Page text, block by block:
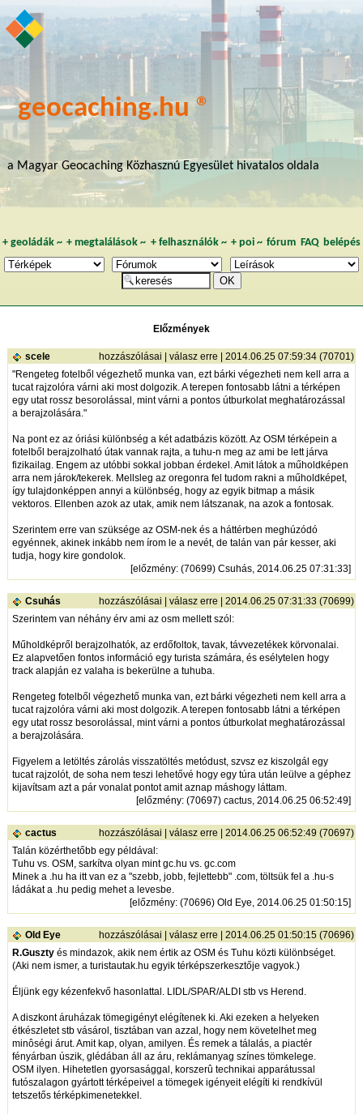
geocaching.hu ®
a Magyar Geocaching Közhasznú Egyesület hivatalos oldala
+ geoládák~ +megtalálások ~ + felhasználók~ + poi~ fórum FAQ belépés
Előzmények
scele hozzászólásai | válasz erre | 2014.06.25 07:59:34 (70701)
"Rengeteg fotelből végezhető munka van, ezt bárki végezheti nem kell arra a
tucat rajzolóra várni aki most dolgozik. A terepen fontosabb látni a térképen
egy utat rossz besorolással, mint várni a pontos útburkolat meghatározással
a berajzolására."
Na pont ez az óriási különbség a két adatbázis között. Az OSM térképein a
fotelből berajzolható útak vannak rajta, a tuhu-n meg az ami be lett járva
fizikailag. Engem az utóbbi sokkal jobban érdekel. Amit látok a műholdképen
arra nem járok/tekerek. Mellsleg az oregonra fel tudom rakni a műholdképet,
így tulajdonképpen annyi a különbség, hogy az egyik bitmap a másik
vektoros. Ellenben azok az utak, amik nem látszanak, na azok a fontosak.
Szerintem erre van szüksége az OSM-nek és a háttérben meghúzódó
egyénnek, akinek inkább nem írom le a nevét, de talán van pár kesser, aki
tudja, hogy kire gondolok.
[előzmény: (70699) Csuhás, 2014.06.25 07:31:33]
Csuhás hozzászólásai | válasz erre | 2014.06.25 07:31:33 (70699)
Szerintem van néhány érv ami az osm mellett szól:
Műholdképről berajzolhatók, az erdőfoltok, tavak, távvezetékek körvonalai.
Ez alapvetően fontos információ egy turista számára, és esélytelen hogy
track alapján ez valaha is bekerülne a tuhuba.
Rengeteg fotelből végezhető munka van, ezt bárki végezheti nem kell arra a
tucat rajzolóra várni aki most dolgozik. A terepen fontosabb látni a térképen
egy utat rossz besorolással, mint várni a pontos útburkolat meghatározással
a berajzolására.
Figyelem a letöltés zárolás visszatöltés metódust, szvsz ez kiszolgál egy
tucat rajzolót, de soha nem teszi lehetővé hogy egy túra után leülve a géphez
kijavítsam azt a pár vonalat pontot amit aznap máshogy láttam.
[előzmény: (70697) cactus, 2014.06.25 06:52:49]
cactus hozzászólásai | válasz erre | 2014.06.25 06:52:49 (70697)
Talán közérthetőbb egy példával:
Tuhu vs. OSM, sarkítva olyan mint gc.hu vs. gc.com
Minek a .hu ha itt van ez a "szebb, jobb, fejlettebb" .com, töltsük fel a .hu-s
ládákat a .hu pedig mehet a levesbe.
[előzmény: (70696) Old Eye, 2014.06.25 01:50:15]
Old Eye hozzászólásai | válasz erre | 2014.06.25 01:50:15 (70696)
R.Gusztyés mindazok, akik nem értik az OSM és Tuhu közti különbséget.
(Aki nem ismer, a turistautak.hu egyik térképszerkesztője vagyok.)
Éljünk egy kézenfekvő hasonlattal. LIDL/SPAR/ALDI stb vs Herend.
A diszkont áruházak tömegigényt elégítenek ki. Aki ezeken a helyeken
étkészletet stb vásárol, tisztában van azzal, hogy nem követelhet meg
minôségi árut. Amit kap, olyan, amilyen. És remek a tálalás, a piactér
fényárban úszik, glédában áll az áru, reklámanyag színes tömkelege.
OSM ilyen. Hihetetlen gyorsasággal, korszerû technikai apparátussal
futószalagon gyártott térképeivel a tömegek igényeit elégíti ki rendkívül
tetszetős térképkimenetekkel.